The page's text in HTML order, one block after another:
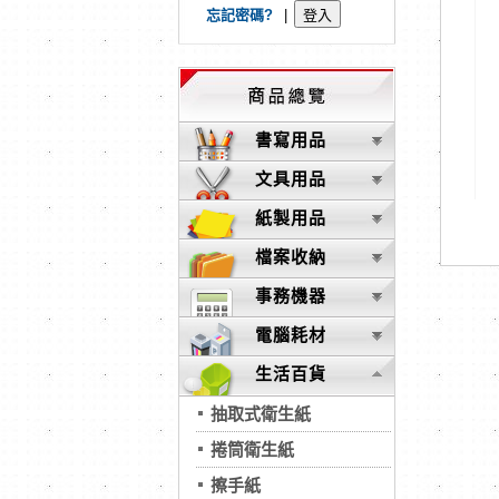
忘記密碼?
書寫用品
文具用品
紙製用品
檔案收納
事務機器
電腦耗材
生活百貨
抽取式衛生紙
捲筒衛生紙
擦手紙